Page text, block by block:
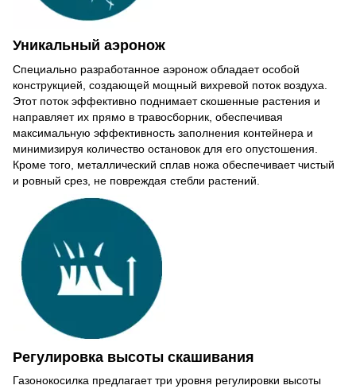
Уникальный аэронож
Специально разработанное аэронож обладает особой
конструкцией, создающей мощный вихревой поток воздуха.
Этот поток эффективно поднимает скошенные растения и
направляет их прямо в травосборник, обеспечивая
максимальную эффективность заполнения контейнера и
минимизируя количество остановок для его опустошения.
Кроме того, металлический сплав ножа обеспечивает чистый
и ровный срез, не повреждая стебли растений.
Регулировка высоты скашивания
Газонокосилка предлагает три уровня регулировки высоты